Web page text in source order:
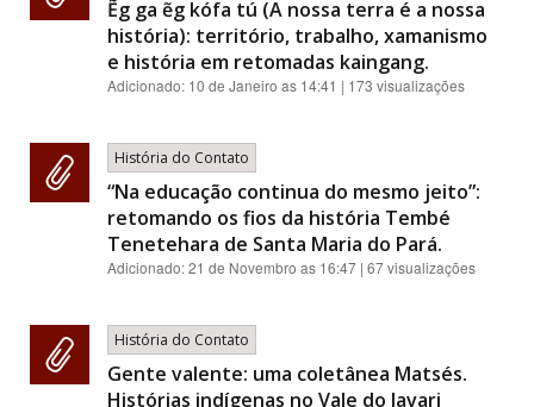
Ẽg ga ẽg kófa tú (A nossa terra é a nossa
história): território, trabalho, xamanismo
e história em retomadas kaingang.
Adicionado: 10 de Janeiro as 14:41 | 173 visualizações
História do Contato
“Na educação continua do mesmo jeito”:
retomando os fios da história Tembé
Tenetehara de Santa Maria do Pará.
Adicionado:21 de Novembro as 16:47 | 67 visualizações
História do Contato
Gente valente: uma coletânea Matsés.
Histórias indígenas no Vale do Javari